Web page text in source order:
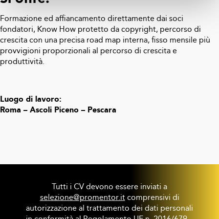
Formazione ed affiancamento direttamente dai soci
fondatori, Know How protetto da copyright, percorso di
crescita con una precisa road map interna, fisso mensile più
provvigioni proporzionali al percorso di crescita e
produttività.
Luogo di lavoro:
Roma – Ascoli Piceno – Pescara
Tutti i CV devono essere inviati a
selezione@promentor.itcomprensivi di
autorizzazione al trattamento dei dati personali